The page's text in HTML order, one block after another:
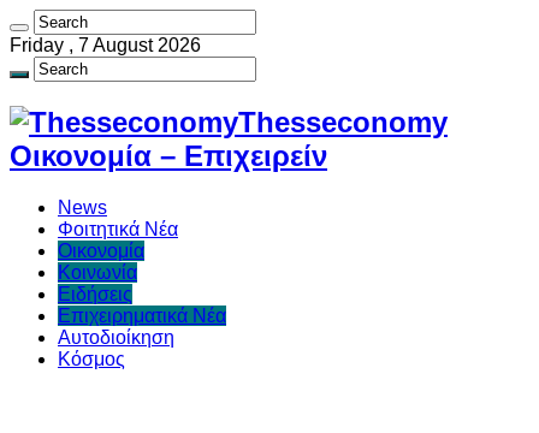
Friday , 7 August 2026
Thesseconomy
Οικονομία – Επιχειρείν
News
Φοιτητικά Νέα
Οικονομία
Κοινωνία
Ειδήσεις
Επιχειρηματικά Νέα
Αυτοδιοίκηση
Κόσμος